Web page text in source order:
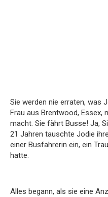
Sie werden nie erraten, was
Frau aus Brentwood, Essex,
macht. Sie fährt Busse! Ja,
21 Jahren tauschte Jodie
einer Busfahrerin ein, ein
hatte.
Alles begann, als sie eine